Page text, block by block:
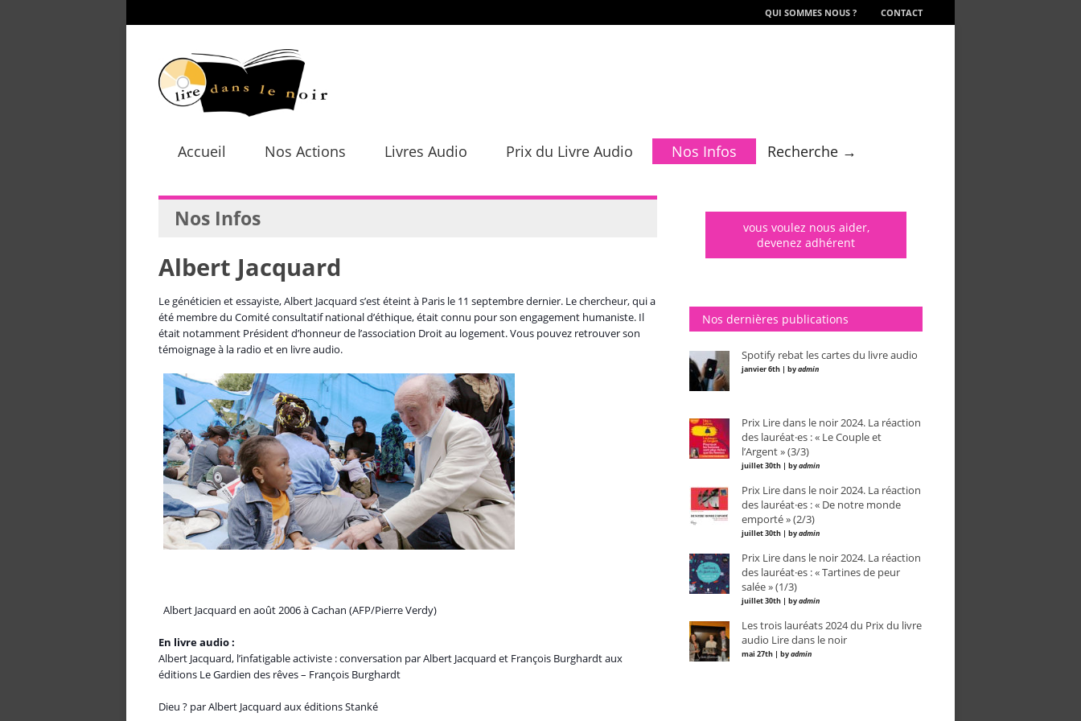
QUI SOMMES NOUS ? CONTACT
Accueil Nos Actions Livres Audio Prix du Livre Audio Nos Infos Recherche →
Nos Infos
Albert Jacquard
Le généticien et essayiste, Albert Jacquard s’est éteint à Paris le 11 septembre dernier. Le chercheur, qui a
été membre du Comité consultatif national d’éthique, était connu pour son engagement humaniste. Il
était notamment Président d’honneur de l’association Droit au logement. Vous pouvez retrouver son
témoignage à la radio et en livre audio.
Albert Jacquard en août 2006 à Cachan (AFP/Pierre Verdy)
En livre audio :
Albert Jacquard, l’infatigable activiste : conversation par Albert Jacquard et François Burghardt aux
éditions Le Gardien des rêves – François Burghardt
Dieu ? par Albert Jacquard aux éditions Stanké
vous voulez nous aider,
devenez adhérent
Nos dernières publications
Spotify rebat les cartes du livre audio
janvier 6th | byadmin
Prix Lire dans le noir 2024. La réaction
des lauréat·es : « Le Couple et
l’Argent » (3/3)
juillet 30th | byadmin
Prix Lire dans le noir 2024. La réaction
des lauréat·es : « De notre monde
emporté » (2/3)
juillet 30th | byadmin
Prix Lire dans le noir 2024. La réaction
des lauréat·es : « Tartines de peur
salée » (1/3)
juillet 30th | byadmin
Les trois lauréats 2024 du Prix du livre
audio Lire dans le noir
mai 27th | byadmin